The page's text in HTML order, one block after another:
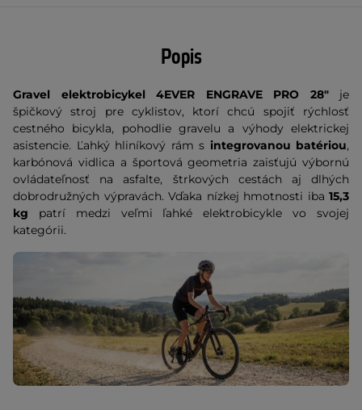
Popis
Gravel elektrobicykel 4EVER ENGRAVE PRO 28"je
špičkový stroj pre cyklistov, ktorí chcú spojiť rýchlosť
cestného bicykla, pohodlie gravelu a výhody elektrickej
asistencie. Ľahký hliníkový rám s integrovanou batériou,
karbónová vidlica a športová geometria zaisťujú výbornú
ovládateľnosť na asfalte, štrkových cestách aj dlhých
dobrodružných výpravách. Vďaka nízkej hmotnosti iba 15,3
kg patrí medzi veľmi ľahké elektrobicykle vo svojej
kategórii.